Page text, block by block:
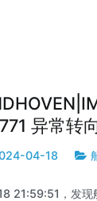
异常转
04-18
21:59:51，发现